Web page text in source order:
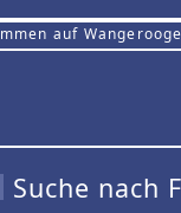
auf
Suche nach